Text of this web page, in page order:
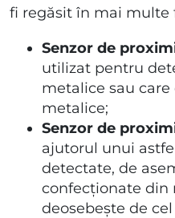
fi regăsit în mai multe
Senzor de
utilizat pentru
metalice sau
metalice;
Senzor de
ajutorul unui
detectate, de
confecționate din
deosebește de